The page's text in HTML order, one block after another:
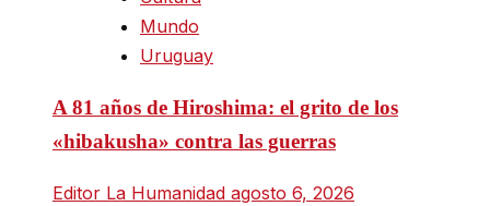
Mundo
Uruguay
A 81 años de Hiroshima: el grito de los
«hibakusha» contra las guerras
Editor La Humanidad agosto 6, 2026